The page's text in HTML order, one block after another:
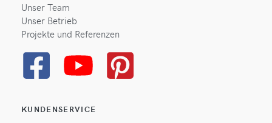
Unser Team
Unser Betrieb
Projekte und Referenzen
KUNDENSERVICE